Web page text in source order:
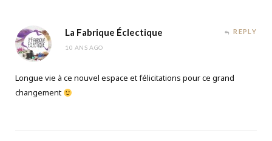
La Fabrique Éclectique
10 ANS AGO
REPLY
Longue vie à ce nouvel espace et félicitations pour ce grand
changement